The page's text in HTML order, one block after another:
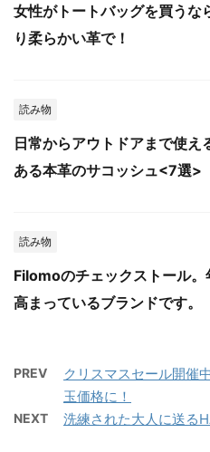
女性がトートバッグを買うな
り柔らかい革で！
読み物
日常からアウトドアまで使え
ある本革のサコッシュ<7選>
読み物
Filomoのチェックストール。
高まっているブランドです。
PREV
クリスマスセール開催
玉価格に！
NEXT 洗練された大人に送る